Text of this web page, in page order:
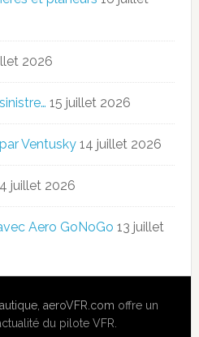
2026
15 juillet 2026
Ventusky 14 juillet 2026
juillet 2026
Aero GoNoGo 13 juillet
,aeroVFR.com offre un
du pilote VFR.